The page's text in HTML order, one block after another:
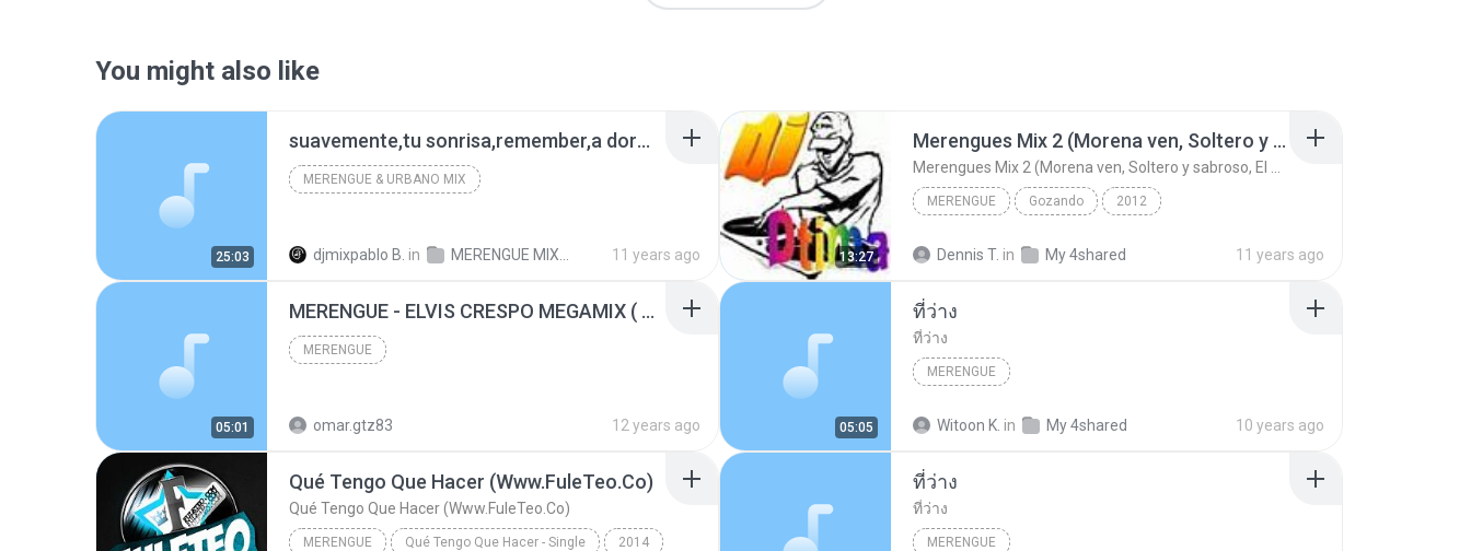
You might also like
25:03
suavemente,tu sonrisa,remember,a dormir juntitos,ajena,la foto se me borro,yo sin tu amor,danza kuduro urbano,fuera de mi vida,el alicate,dejame vivir.mp3
MERENGUE & URBANO MIX
djmixpablo B. in 11 years ago 13:27
Merengues Mix 2 (Morena ven, Soltero y sabroso, El baile del Sua Sua, Rompecintura, El Ombliguito
MERENGUE Gozando 2012
Dennis T. in My 4shared 11 years ago
05:01
MERENGUE - ELVIS CRESPO MEGAMIX ( CL.mp3
MERENGUE
omar.gtz83 12 years ago 05:05
ที่ว่าง
ที่ว่าง
MERENGUE
Witoon K. in My 4shared 10 years ago
Qué Tengo Que Hacer (Www.FuleTeo.Co)
Qué Tengo Que Hacer (Www.FuleTeo.Co)
MERENGUE Qué Tengo Que Hacer - Single 2014
ที่ว่าง
ที่ว่าง
MERENGUE